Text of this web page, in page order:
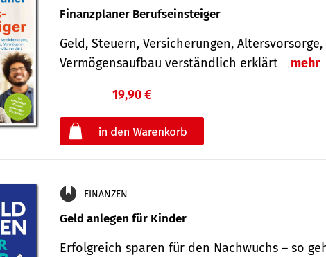
Finanzplaner Berufseinsteiger
Geld, Steuern, Versicherungen, Altersvorsorge,
Vermögensaufbau verständlich erklärt
mehr
19,90 €
FINANZEN
Geld anlegen für Kinder
Erfolgreich sparen für den Nachwuchs – so